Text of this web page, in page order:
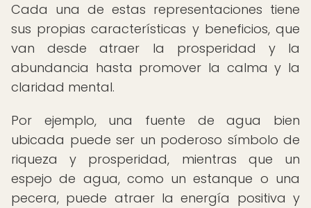
Cada una de estas representaciones tiene
sus propias características y beneficios, que
van desde atraer la prosperidad y la
abundancia hasta promover la calma y la
claridad mental.
Por ejemplo, una fuente de agua bien
ubicada puede ser un poderoso símbolo de
riqueza y prosperidad, mientras que un
espejo de agua, como un estanque o una
pecera, puede atraer la energía positiva y